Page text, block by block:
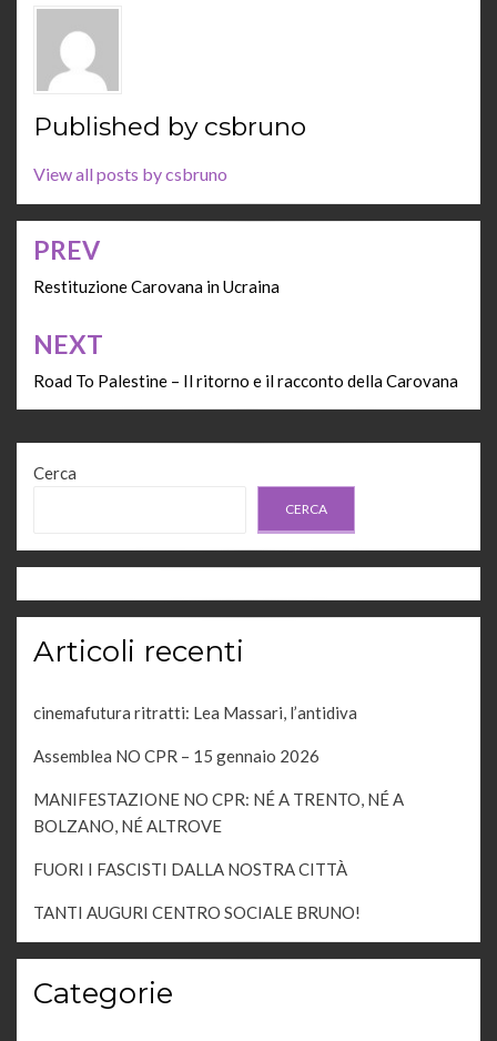
Published by csbruno
View all posts by csbruno
Navigazione
articoli
PREV
Restituzione Carovana in Ucraina
NEXT
Road To Palestine – Il ritorno e il racconto della Carovana
Cerca
CERCA
Articoli recenti
cinemafutura ritratti: Lea Massari, l’antidiva
Assemblea NO CPR – 15 gennaio 2026
MANIFESTAZIONE NO CPR: NÉ A TRENTO, NÉ A
BOLZANO, NÉ ALTROVE
FUORI I FASCISTI DALLA NOSTRA CITTÀ
TANTI AUGURI CENTRO SOCIALE BRUNO!
Categorie